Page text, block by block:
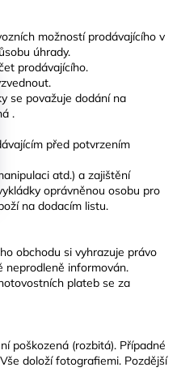
možností prodávajícího v
úhrady.
prodávajícího.
se považuje dodání na
.
před potvrzením
atd.) a zajištění
oprávněnou osobu pro
na dodacím listu.
obchodu si vyhrazuje právo
neprodleně informován.
plateb se za
poškozená (rozbitá). Případné
doloží fotografiemi. Pozdější